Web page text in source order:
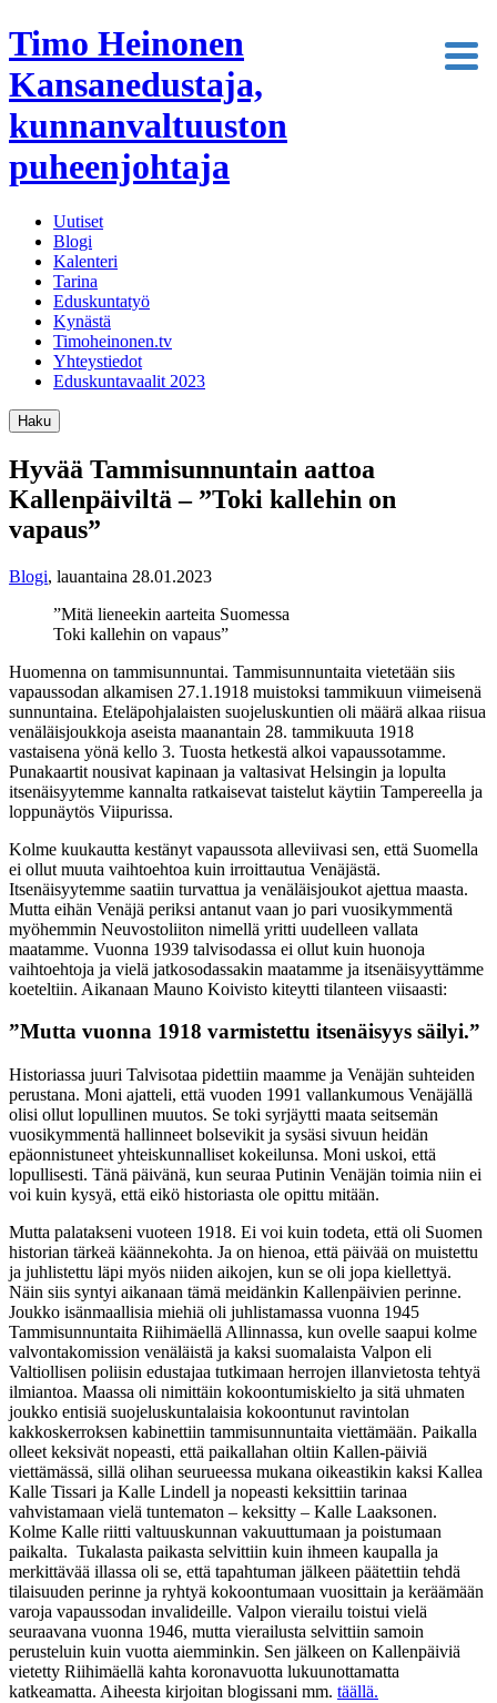
Timo Heinonen
Kansanedustaja,
kunnanvaltuuston
puheenjohtaja
Uutiset
Blogi
Kalenteri
Tarina
Eduskuntatyö
Kynästä
Timoheinonen.tv
Yhteystiedot
Eduskuntavaalit 2023
Haku
Hyvää Tammisunnuntain aattoa
Kallenpäiviltä – ”Toki kallehin on
vapaus”
Blogi, lauantaina 28.01.2023
”Mitä lieneekin aarteita Suomessa
Toki kallehin on vapaus”
Huomenna on tammisunnuntai. Tammisunnuntaita vietetään siis
vapaussodan alkamisen 27.1.1918 muistoksi tammikuun viimeisenä
sunnuntaina. Eteläpohjalaisten suojeluskuntien oli määrä alkaa riisua
venäläisjoukkoja aseista maanantain 28. tammikuuta 1918
vastaisena yönä kello 3. Tuosta hetkestä alkoi vapaussotamme.
Punakaartit nousivat kapinaan ja valtasivat Helsingin ja lopulta
itsenäisyytemme kannalta ratkaisevat taistelut käytiin Tampereella ja
loppunäytös Viipurissa.
Kolme kuukautta kestänyt vapaussota alleviivasi sen, että Suomella
ei ollut muuta vaihtoehtoa kuin irroittautua Venäjästä.
Itsenäisyytemme saatiin turvattua ja venäläisjoukot ajettua maasta.
Mutta eihän Venäjä periksi antanut vaan jo pari vuosikymmentä
myöhemmin Neuvostoliiton nimellä yritti uudelleen vallata
maatamme. Vuonna 1939 talvisodassa ei ollut kuin huonoja
vaihtoehtoja ja vielä jatkosodassakin maatamme ja itsenäisyyttämme
koeteltiin. Aikanaan Mauno Koivisto kiteytti tilanteen viisaasti:
”Mutta vuonna 1918 varmistettu itsenäisyys säilyi.”
Historiassa juuri Talvisotaa pidettiin maamme ja Venäjän suhteiden
perustana. Moni ajatteli, että vuoden 1991 vallankumous Venäjällä
olisi ollut lopullinen muutos. Se toki syrjäytti maata seitsemän
vuosikymmentä hallinneet bolsevikit ja sysäsi sivuun heidän
epäonnistuneet yhteiskunnalliset kokeilunsa. Moni uskoi, että
lopullisesti. Tänä päivänä, kun seuraa Putinin Venäjän toimia niin ei
voi kuin kysyä, että eikö historiasta ole opittu mitään.
Mutta palatakseni vuoteen 1918. Ei voi kuin todeta, että oli Suomen
historian tärkeä käännekohta. Ja on hienoa, että päivää on muistettu
ja juhlistettu läpi myös niiden aikojen, kun se oli jopa kiellettyä.
Näin siis syntyi aikanaan tämä meidänkin Kallenpäivien perinne.
Joukko isänmaallisia miehiä oli juhlistamassa vuonna 1945
Tammisunnuntaita Riihimäellä Allinnassa, kun ovelle saapui kolme
valvontakomission venäläistä ja kaksi suomalaista Valpon eli
Valtiollisen poliisin edustajaa tutkimaan herrojen illanvietosta tehtyä
ilmiantoa. Maassa oli nimittäin kokoontumiskielto ja sitä uhmaten
joukko entisiä suojeluskuntalaisia kokoontunut ravintolan
kakkoskerroksen kabinettiin tammisunnuntaita viettämään. Paikalla
olleet keksivät nopeasti, että paikallahan oltiin Kallen-päiviä
viettämässä, sillä olihan seurueessa mukana oikeastikin kaksi Kallea
Kalle Tissari ja Kalle Lindell ja nopeasti keksittiin tarinaa
vahvistamaan vielä tuntematon – keksitty – Kalle Laaksonen.
Kolme Kalle riitti valtuuskunnan vakuuttumaan ja poistumaan
paikalta. Tukalasta paikasta selvittiin kuin ihmeen kaupalla ja
merkittävää illassa oli se, että tapahtuman jälkeen päätettiin tehdä
tilaisuuden perinne ja ryhtyä kokoontumaan vuosittain ja keräämään
varoja vapaussodan invalideille. Valpon vierailu toistui vielä
seuraavana vuonna 1946, mutta vierailusta selvittiin samoin
perusteluin kuin vuotta aiemminkin. Sen jälkeen on Kallenpäiviä
vietetty Riihimäellä kahta koronavuotta lukuunottamatta
katkeamatta. Aiheesta kirjoitan blogissani mm. täällä.